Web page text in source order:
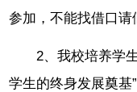
参加，不能找借口请
2、我校培养学
学生的终身发展奠基